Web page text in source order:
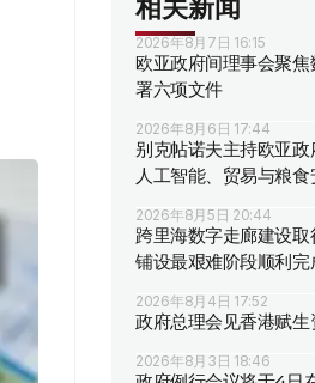
相关新闻
2026年8月7日 16:15
欧亚政府间理事会聚
署六项文件
2026年8月6日 17:44
别克帖诺夫主持欧亚
人工智能、贸易与粮食
2026年8月5日 20:44
跨里海数字走廊建设
铺设最艰难阶段顺利完
2026年8月4日 17:52
政府总理会见香港赋生
2026年8月3日 18:46